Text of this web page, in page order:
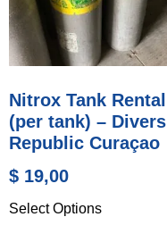
Nitrox Tank Rental
(per tank) – Divers
Republic Curaçao
$ 19,00
Select Options